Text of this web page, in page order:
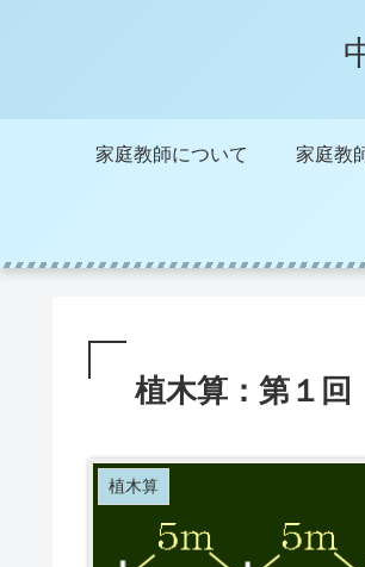
家庭教師について 家庭教
植木算：第１
植木算